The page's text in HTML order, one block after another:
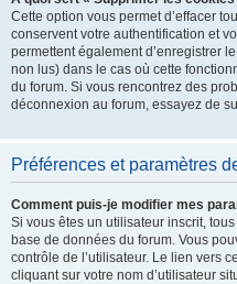
Cette option vous permet d’effacer
conservent votre authentification et
permettent également d’enregistrer
non lus) dans le cas où cette
du forum. Si vous rencontrez des
déconnexion au forum, essayez de
Préférences et paramètres
Comment puis-je modifier mes
Si vous êtes un utilisateur inscrit,
base de données du forum. Vous
contrôle de l’utilisateur. Le lien vers
cliquant sur votre nom d’utilisateur